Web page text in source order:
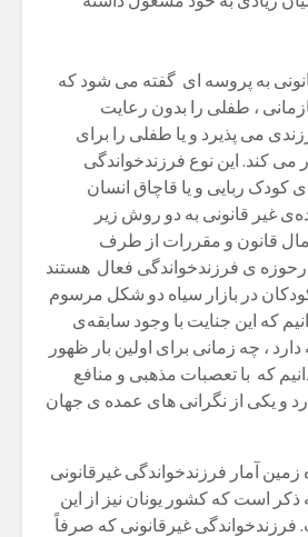
بە پروسە ای گفتە می شود کە
، طفلی را بدون رعایت
می پذیرد و یا طفلی را برای
می کند. این نوع فرزندخواندگی
کودک ربایی و یا قاچاق انسان
غیر قانونی بە دو روش زیر
قانون و مقررات از طرف
ی فرزندخواندگی فعال هستند
در بازار سیاه دو شکل مرسوم
که این جنایت با وجود سابقەی
، چه زمانی برای اولین بار ظهور
کە با تعصبات مذهبی و منافع
و یکی از نگرانی های عمدە ی جهان
آمار فرزندخواندگی غیرقانونی
ذکر است کە کشور یونان نیز از این
غیرقانونی که صرفاً